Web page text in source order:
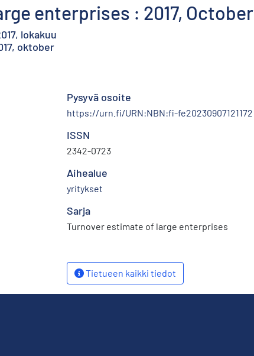
enterprises : 2017, October
lokakuu
oktober
Pysyvä osoite
https://urn.fi/URN:NBN:fi-fe20230907121172
ISSN
2342-0723
Aihealue
yritykset
Sarja
Turnover estimate of large enterprises
Tietueen kaikki tiedot